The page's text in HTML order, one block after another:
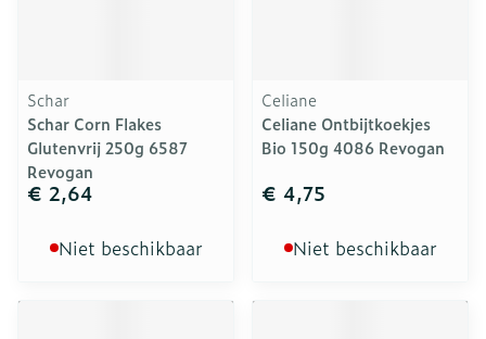
Schar
Schar Corn Flakes
Glutenvrij 250g 6587
Revogan
€ 2,64
Niet beschikbaar
Celiane
Celiane Ontbijtkoekjes
Bio 150g 4086 Revogan
€ 4,75
Niet beschikbaar